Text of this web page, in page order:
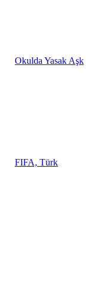
Okulda Yasak Aşk
FIFA, Türk